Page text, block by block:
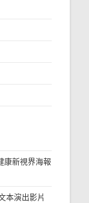
康新視界海報
本演出影片